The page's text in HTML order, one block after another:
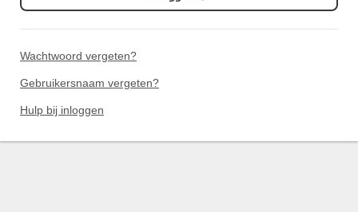
Wachtwoord vergeten?
Gebruikersnaam vergeten?
Hulp bij inloggen